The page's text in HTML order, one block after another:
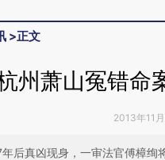
>正文
州萧山冤错命
2013年11
后真凶现身，一审法官傅樟绚